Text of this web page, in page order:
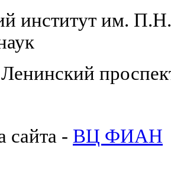
институт им.
сайта - ВЦ ФИАН